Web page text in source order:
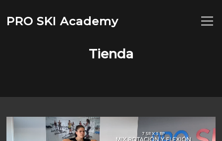
contenido
PRO SKI Academy Menú
Tienda